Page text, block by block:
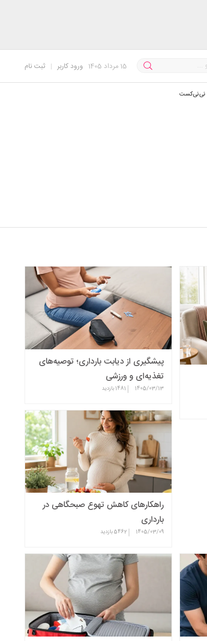
ثبت نام | ورود کاربر 15مرداد 1405
نی‌نی‌کست
پیشگیری از دیابت بارداری؛ توصیه‌های
تغذیه‌ای و ورزشی
1405/03/13
|
1481بازدید
راهکارهای کاهش تهوع صبحگاهی در
بارداری
1405/03/09
|
5462بازدید